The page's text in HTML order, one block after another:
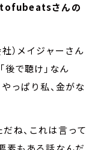
tofubeatsさんの
）メイジャーさん
後で聴け」なん
っぱり私、金がな
ね、これは言って